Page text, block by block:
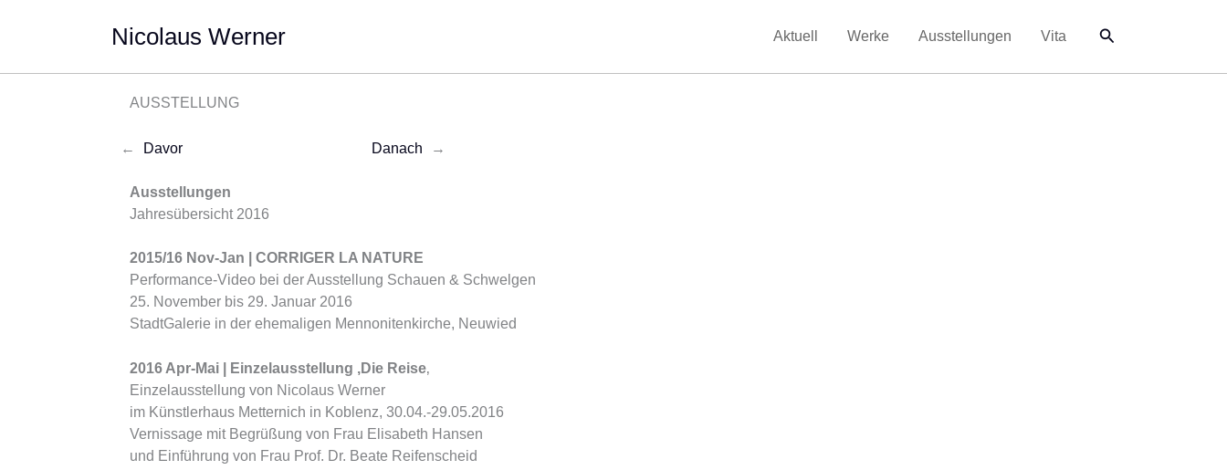
Nicolaus Werner Aktuell Werke Ausstellungen Vita Suchen
AUSSTELLUNG
← Davor Danach →
Ausstellungen
Jahresübersicht 2016
2015/16 Nov-Jan | CORRIGER LA NATURE
Performance-Video bei der Ausstellung Schauen & Schwelgen
25. November bis 29. Januar 2016
StadtGalerie in der ehemaligen Mennonitenkirche, Neuwied
2016 Apr-Mai | Einzelausstellung ‚Die Reise‚
Einzelausstellung von Nicolaus Werner
im Künstlerhaus Metternich in Koblenz, 30.04.-29.05.2016
Vernissage mit Begrüßung von Frau Elisabeth Hansen
und Einführung von Frau Prof. Dr. Beate Reifenscheid